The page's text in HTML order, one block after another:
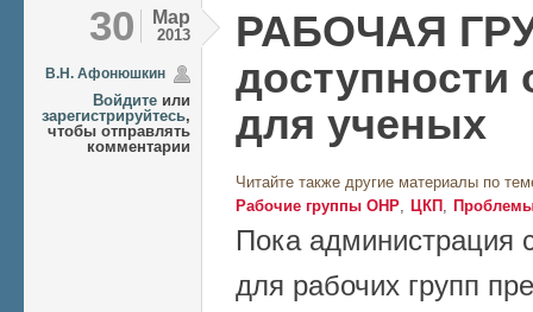
30 Мар
2013
В.Н. Афонюшкин
Войдите или
зарегистрируйтесь,
чтобы отправлять
комментарии
РАБОЧАЯ
доступности
для ученых
Читайте также другие материалы по
Рабочие группы ОНР ЦКП
Пока администрация
для рабочих групп